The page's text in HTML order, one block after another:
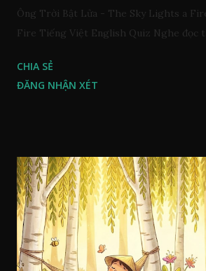
Ông Trời Bật Lửa - The Sky Lights a
Fire Tiếng Việt English Quiz Nghe đọc
CHIA SẺ
ĐĂNG NHẬN XÉT